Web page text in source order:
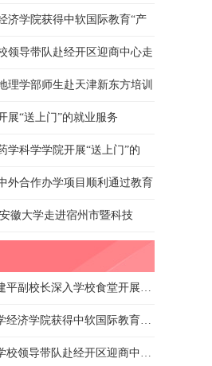
迎商中心走
济学院获得中软国际教育“产
领导带队赴经开区迎商中心走
理学部师生赴天津新东方培训
展“送上门”的就业服务
学科学学院开展“送上门”的
外合作办学项目顺利通过教育
徽大学走进宿州市暨科技
副校长深入学校食堂开展安全
济学院获得中软国际教育“产
领导带队赴经开区迎商中心走